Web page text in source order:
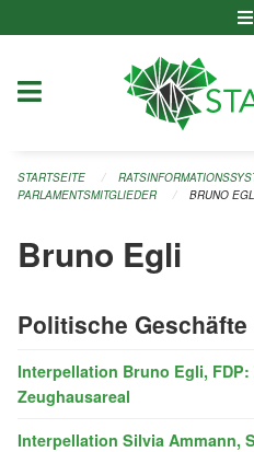
STARTSEITE
PARLAMENTSMITGLIEDER
BRUNO
Bruno Egli
Politische Geschäfte
Interpellation Bruno Egli,
Zeughausareal
Interpellation Silvia Ammann,